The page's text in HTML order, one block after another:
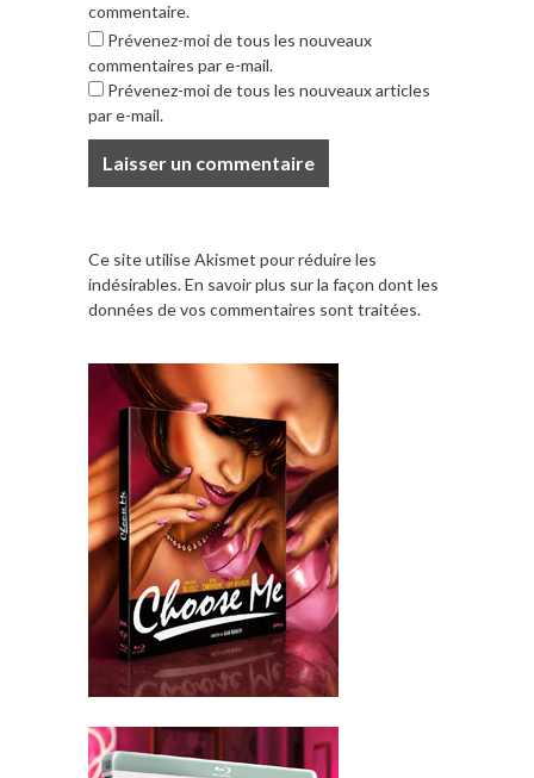
commentaire.
Prévenez-moi de tous les nouveaux
commentaires par e-mail.
Prévenez-moi de tous les nouveaux articles
par e-mail.
Ce site utilise Akismet pour réduire les
indésirables.En savoir plus sur la façon dont les
données de vos commentaires sont traitées.